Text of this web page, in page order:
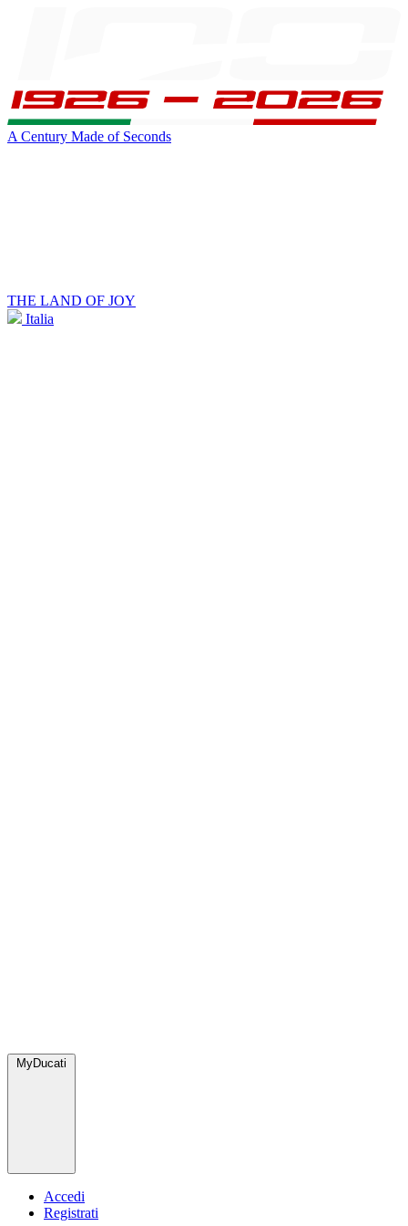
A Century Made of Seconds
THE LAND OF JOY
Italia
MyDucati
Accedi
Registrati